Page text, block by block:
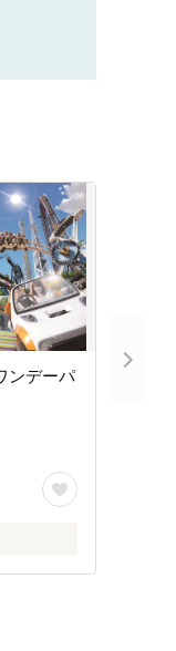
ンデーパ